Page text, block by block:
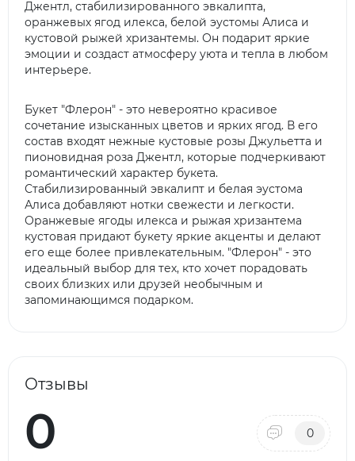
Джентл, стабилизированного эвкалипта,
оранжевых ягод илекса, белой эустомы Алиса и
кустовой рыжей хризантемы. Он подарит яркие
эмоции и создаст атмосферу уюта и тепла в любом
интерьере.
Букет "Флерон" - это невероятно красивое
сочетание изысканных цветов и ярких ягод. В его
состав входят нежные кустовые розы Джульетта и
пионовидная роза Джентл, которые подчеркивают
романтический характер букета.
Стабилизированный эвкалипт и белая эустома
Алиса добавляют нотки свежести и легкости.
Оранжевые ягоды илекса и рыжая хризантема
кустовая придают букету яркие акценты и делают
его еще более привлекательным. "Флерон" - это
идеальный выбор для тех, кто хочет порадовать
своих близких или друзей необычным и
запоминающимся подарком.
Отзывы
0 0